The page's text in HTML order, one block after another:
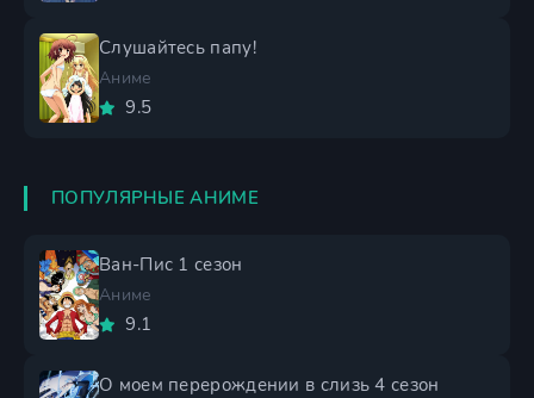
Слушайтесь папу!
Аниме
9.5
ПОПУЛЯРНЫЕ АНИМЕ
Ван-Пис 1 сезон
Аниме
9.1
О моем перерождении в слизь 4 сезон